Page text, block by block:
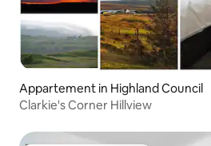
Appartement in Highland Council
Clarkie's Corner Hillview